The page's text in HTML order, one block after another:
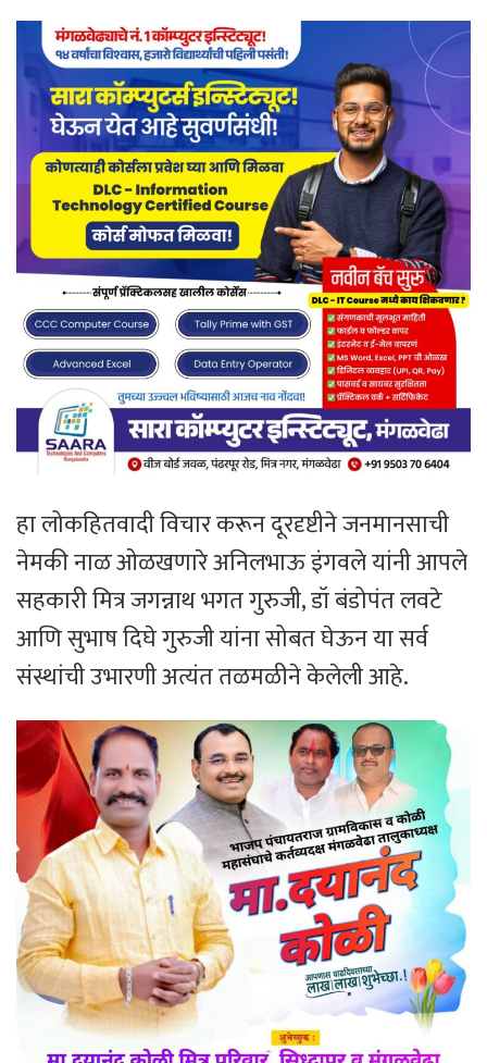
हा लोकहितवादी विचार करून दूरदृष्टीने जनमानसाची
नेमकी नाळ ओळखणारे अनिलभाऊ इंगवले यांनी आपले
सहकारी मित्र जगन्नाथ भगत गुरुजी, डॉ बंडोपंत लवटे
आणि सुभाष दिघे गुरुजी यांना सोबत घेऊन या सर्व
संस्थांची उभारणी अत्यंत तळमळीने केलेली आहे.